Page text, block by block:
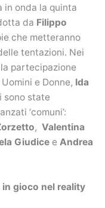
in onda la quinta
da Filippo
che metteranno
tentazioni. Nei
partecipazione
e Donne, Ida
sono state
‘comuni’:
, Valentina
Giudice e Andrea
gioco nel reality